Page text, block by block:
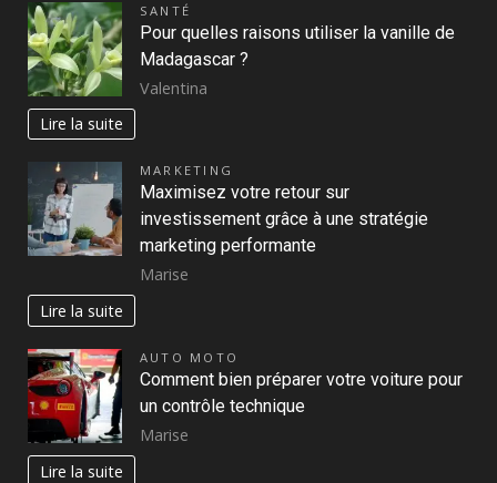
SANTÉ
Pour quelles raisons utiliser la vanille de
Madagascar ?
Valentina
Lire la suite
MARKETING
Maximisez votre retour sur
investissement grâce à une stratégie
marketing performante
Marise
Lire la suite
AUTO MOTO
Comment bien préparer votre voiture pour
un contrôle technique
Marise
Lire la suite